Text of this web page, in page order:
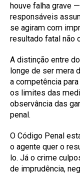
houve falha grave
responsáveis
se agiram com
resultado fatal não
A distinção entre
longe de ser mera
a competência
os limites das
observância das
penal.
O Código Penal
o agente quer o
lo. Já o crime
de imprudência,